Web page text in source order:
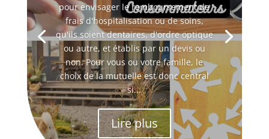
pour envisager le remboursement de
frais d'hospitalisation ou de soins,
qu'ils soient dentaires, d'ordre optique
ou autre, et établis par un devis ou
non. Pour vous ou votre famille, le
choix de la mutuelle est donc central
si...
Lire plus